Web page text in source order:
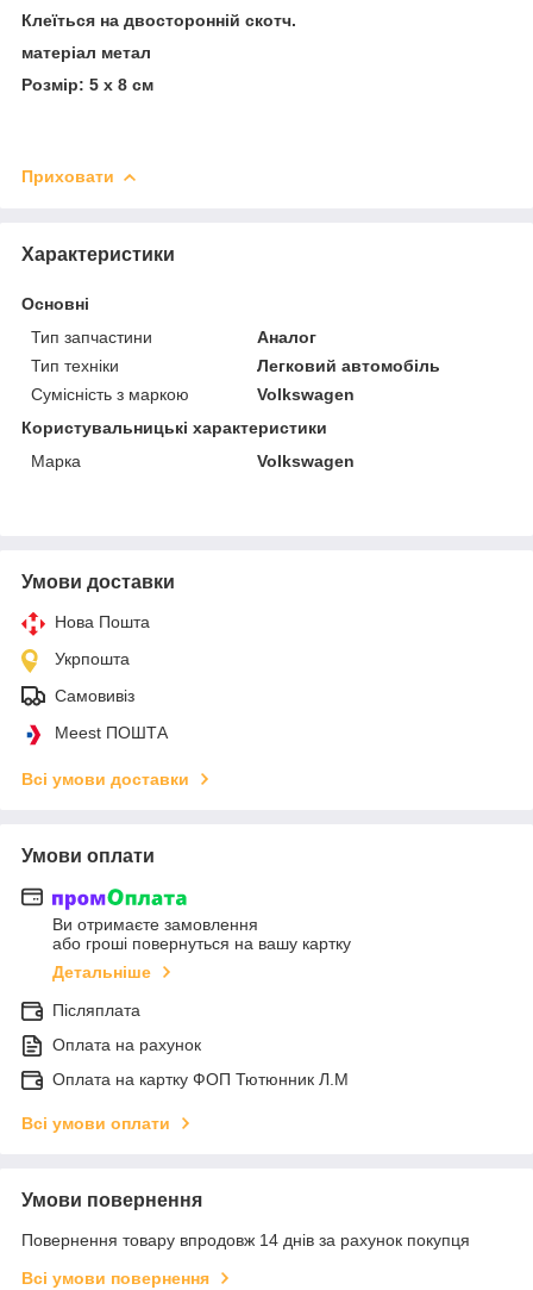
Клеїться на двосторонній скотч.
матеріал метал
Розмір: 5 х 8 см
Приховати
Характеристики
Основні
Тип запчастини
Аналог
Тип техніки
Легковий автомобіль
Сумісність з маркою
Volkswagen
Користувальницькі характеристики
Марка
Volkswagen
Умови доставки
Нова Пошта
Укрпошта
Самовивіз
Meest ПОШТА
Всі умови доставки
Умови оплати
Ви отримаєте замовлення
або гроші повернуться на вашу картку
Детальніше
Післяплата
Оплата на рахунок
Оплата на картку ФОП Тютюнник Л.М
Всі умови оплати
Умови повернення
Повернення товару впродовж 14 днів за рахунок покупця
Всі умови повернення